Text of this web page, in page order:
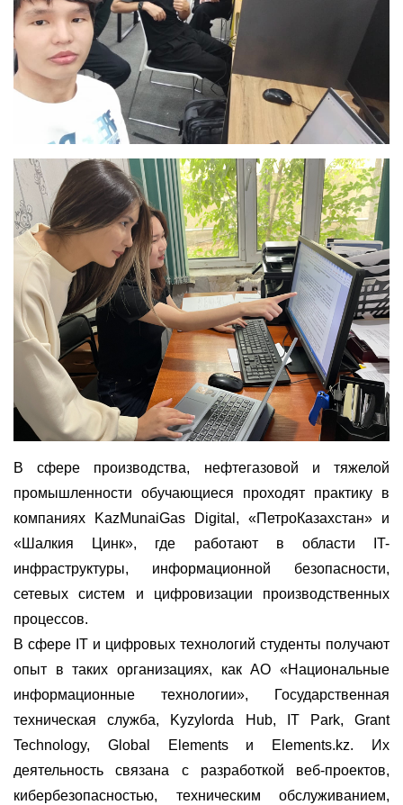
В сфере производства, нефтегазовой и тяжелой
промышленности обучающиеся проходят практику в
компаниях KazMunaiGas Digital, «ПетроКазахстан» и
«Шалкия
Цинк», где работают в области IT-
инфраструктуры, информационной безопасности,
сетевых систем и цифровизации производственных
процессов.
В сфере IT и цифровых технологий студенты получают
опыт в таких организациях, как АО «Национальные
информационные технологии», Государственная
техническая служба, Kyzylorda Hub, IT Park, Grant
Technology, Global Elements и Elements.kz. Их
деятельность связана с разработкой веб-проектов,
кибербезопасностью, техническим обслуживанием,